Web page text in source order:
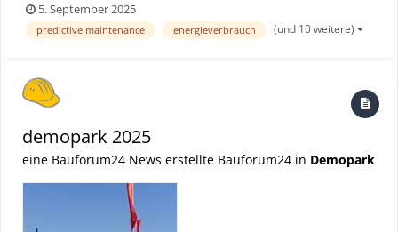
genannte Druckluftleckagen und sorgt so dafür, dass diese
frühzeitig behoben werden können. Dadurch kann der
5. September 2025
predictive maintenance energieverbrauch (und 10 weitere)
demopark 2025
eine Bauforum24 News erstellte Bauforum24 in Demopark